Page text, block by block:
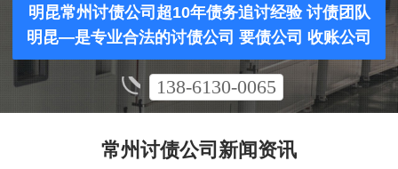
明昆常州讨债公司超10年债务追讨经验 讨债团队
明昆—是专业合法的讨债公司 要债公司 收账公司
138-6130-0065
常州讨债公司新闻资讯